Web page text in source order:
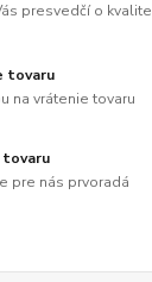
presvedčí o kvalite
tovaru
na vrátenie tovaru
tovaru
pre nás prvoradá